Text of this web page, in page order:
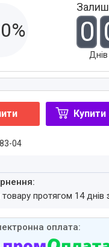
0
Днів
Купити
04
товару протягом 14 днів